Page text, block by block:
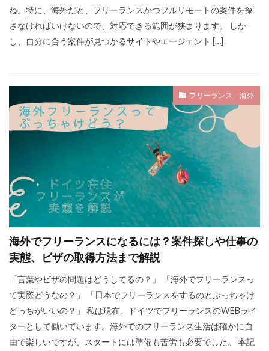
ね。特に、海外だと、フリーランスかつフルリモートの案件を探
さなければいけないので、対応できる範囲が狭まります。 しか
し、自分に合う案件が見つかるサイトやエージェント […]
フリーランス 海外
海外でフリーランスになるには？案件探しや仕事の
実態、ビザの取得方法まで解説
「言葉やビザの問題はどうしてるの？」 「海外でフリーランスっ
て実際どうなの？」 「日本でフリーランスをするのとぶっちゃけ
どっちがいいの？」 私は現在、ドイツでフリーランスのWEBライ
ターとして働いています。海外でのフリーランス生活は確かに自
由で楽しいですが、スタートには準備も苦労も必要でした。 本記